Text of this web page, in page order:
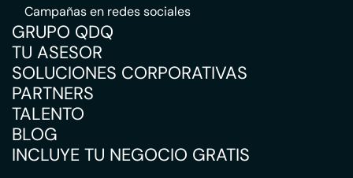
Campañas en redes sociales
GRUPO QDQ
TU ASESOR
SOLUCIONES CORPORATIVAS
PARTNERS
TALENTO
BLOG
INCLUYE TU NEGOCIO GRATIS